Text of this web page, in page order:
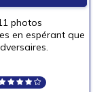
photos
en espérant que